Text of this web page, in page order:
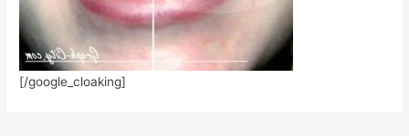
[/google_cloaking]